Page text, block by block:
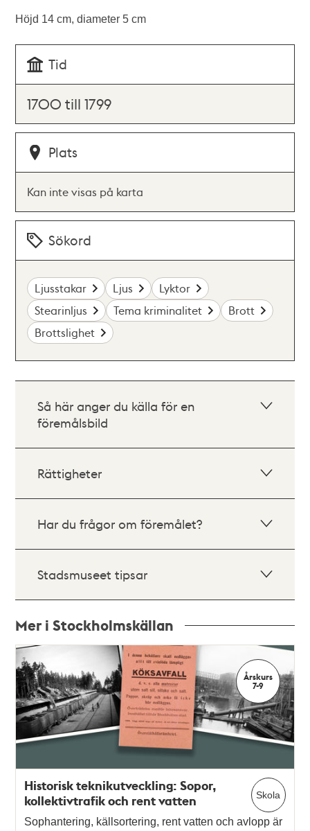
Höjd 14 cm, diameter 5 cm
Tid
1700 till 1799
Plats
Kan inte visas på karta
Sökord
Ljusstakar Ljus
Lyktor
Stearinljus
Tema kriminalitet
Brott
Brottslighet
Så här anger du källa för en
föremålsbild
Rättigheter
Har du frågor om föremålet?
Stadsmuseet tipsar
Mer i Stockholmskällan
Relaterade
poster
och
teman
Årskurs
7-9
Skola
Historisk teknikutveckling: Sopor,
kollektivtrafik och rent vatten
Sophantering, källsortering, rent vatten och avlopp är